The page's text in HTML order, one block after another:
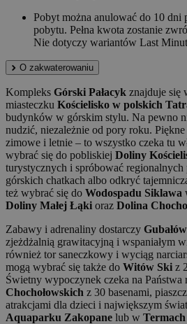
Pobyt można anulować do 10 dni
pobytu. Pełna kwota zostanie
Nie dotyczy wariantów Last
O zakwaterowaniu
Kompleks Górski Pałacyk znajduje się
miasteczku Kościelisko w polskich
budynków w górskim stylu. Na pewno
nudzić, niezależnie od pory roku.
zimowe i letnie – to wszystko czeka tu
wybrać się do pobliskiej Doliny
turystycznych i spróbować
górskich chatkach albo odkryć
też wybrać się do Wodospadu Siklawa
Doliny Małej Łąki oraz Dolina
Zabawy i adrenaliny dostarczy
zjeżdżalnią grawitacyjną i wspaniałym
również tor saneczkowy i wyciąg
mogą wybrać się także do Witów Ski z
Świetny wypoczynek czeka na Państwa
Chochołowskich z 30 basenami,
atrakcjami dla dzieci i największym
Aquaparku Zakopane lub w